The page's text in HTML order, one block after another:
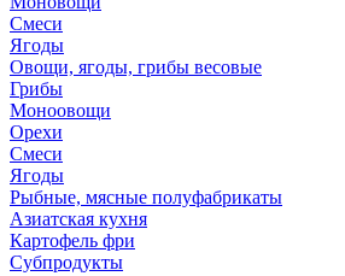
Смеси
Ягоды
Овощи, ягоды, грибы весовые
Грибы
Моноовощи
Орехи
Смеси
Ягоды
Рыбные, мясные полуфабрикаты
Азиатская кухня
Картофель фри
Субпродукты